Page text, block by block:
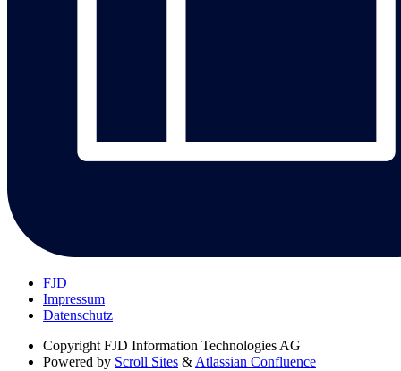
FJD
Impressum
Datenschutz
Copyright FJD Information Technologies AG
Powered by Scroll Sites & Atlassian Confluence